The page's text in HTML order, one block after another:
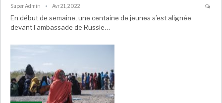
Super Admin Avr 21, 2022
En début de semaine, une centaine de jeunes s’est alignée
devant l’ambassade de Russie…